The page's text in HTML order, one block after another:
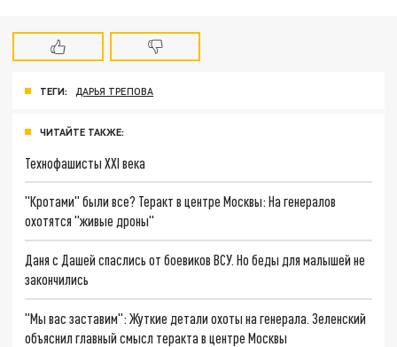
ТЕГИ: ДАРЬЯ ТРЕПОВА
ЧИТАЙТЕ ТАКЖЕ:
Технофашисты XXI века
"Кротами" были все? Теракт в центре Москвы: На генералов
охотятся "живые дроны"
Даня с Дашей спаслись от боевиков ВСУ. Но беды для малышей не
закончились
"Мы вас заставим": Жуткие детали охоты на генерала. Зеленский
объяснил главный смысл теракта в центре Москвы